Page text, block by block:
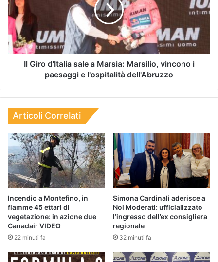
Il Giro d'Italia sale a Marsia: Marsilio, vincono i
paesaggi e l'ospitalità dell'Abruzzo
Articoli Correlati
Incendio a Montefino, in
fiamme 45 ettari di
vegetazione: in azione due
Canadair VIDEO
22 minuti fa
Simona Cardinali aderisce a
Noi Moderati: ufficializzato
l’ingresso dell’ex consigliera
regionale
32 minuti fa